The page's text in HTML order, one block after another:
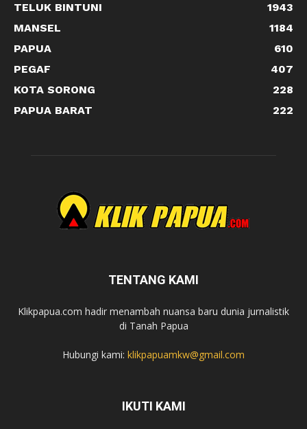
TELUK BINTUNI
1943
MANSEL
1184
PAPUA
610
PEGAF
407
KOTA SORONG
228
PAPUA BARAT
222
TENTANG KAMI
Klikpapua.com hadir menambah nuansa baru dunia jurnalistik
di Tanah Papua
Hubungi kami: klikpapuamkw@gmail.com
IKUTI KAMI